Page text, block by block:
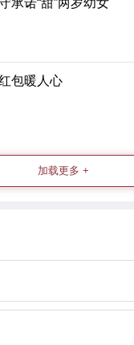
承诺“甜”两岁幼女
包暖人心
加载更多 +